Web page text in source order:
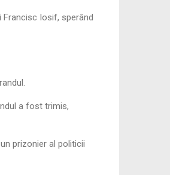
Francisc Iosif, sperând
a fost trimis,
prizonier al politicii